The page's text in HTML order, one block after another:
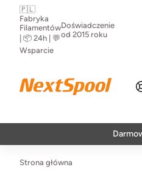
🇵🇱
Fabryka
Filamentów
| 📦 24h | 💬
Wsparcie
Doświadczenie
od 2015 roku
Strona główna